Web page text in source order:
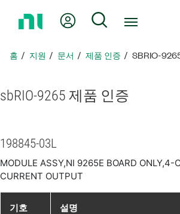
지
아
내 계정 검색
홈 지원 문서 제품 인증 SBRIO-
sbRIO-9265 제품 인증
198845-03L
MODULE ASSY,NI 9265E BOARD ONLY,4-
CURRENT OUTPUT
기호 설명